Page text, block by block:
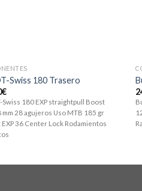
Swiss 180 Trasero
€
Swiss 180 EXP straightpull Boost
mm 28 agujeros Uso MTB 185 gr
EXP 36 Center Lock Rodamientos